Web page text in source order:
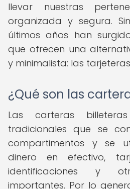
llevar nuestras
organizada y segura.
últimos años han
que ofrecen una
y minimalista: las
¿Qué son las
Las carteras
tradicionales que se
compartimentos y se
dinero en efectivo,
identificaciones y
importantes. Por lo